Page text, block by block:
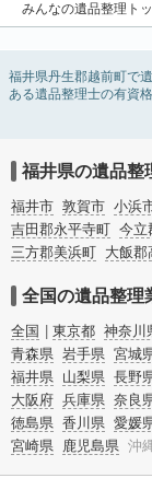
みんなの遺品整理ト
福井県丹生郡越前町で
ある遺品整理士の有資
掲載されています。遺
ービスで絞り込み条件
ゴミの処分方法や親の
で、チェックしてみて
福井県の遺品整
福井市 敦賀市 小浜
吉田郡永平寺町 今立
三方郡美浜町 大飯郡
全国の遺品整理
全国 東京都 神奈川
青森県 岩手県 宮城
福井県 山梨県 長野
大阪府 兵庫県 奈良
徳島県 香川県 愛媛
宮崎県 鹿児島県 沖